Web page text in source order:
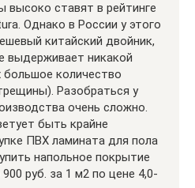
высоко ставят в рейтинге
Однако в России у этого
китайский двойник,
выдерживает никакой
большое количество
Разобраться у
очень сложно.
быть крайне
ПВХ ламината для пола
напольное покрытие
руб. за 1 м2 по цене 4,0-